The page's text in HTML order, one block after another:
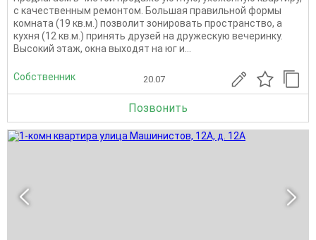
с качественным ремонтом. Большая правильной формы
комната (19 кв.м.) позволит зонировать пространство, а
кухня (12 кв.м.) принять друзей на дружескую вечеринку.
Высокий этаж, окна выходят на юг и...
Собственник 20.07
Позвонить